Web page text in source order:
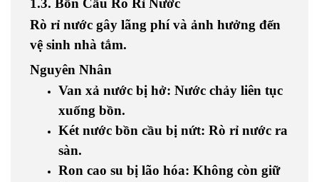
1.3. Bồn Cầu Rò Rỉ Nước
Rò rỉ nước gây lãng phí và ảnh hưởng đến
vệ sinh nhà tắm.
Nguyên Nhân
Van xả nước bị hở: Nước chảy liên tục
xuống bồn.
Két nước bồn cầu bị nứt: Rò rỉ nước ra
sàn.
Ron cao su bị lão hóa: Không còn giữ